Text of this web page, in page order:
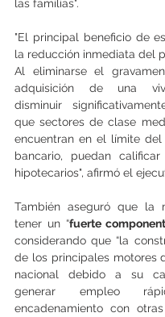
las familias".
"El principal beneficio de
la reducción inmediata del
Al eliminarse el
adquisición de una
disminuir
que sectores de clase
encuentran en el límite del
bancario, puedan
hipotecarios", afirmó el
También aseguró que la
tener un “fuerte
considerando que “la
de los principales motores
nacional debido a su
generar empleo
encadenamiento con